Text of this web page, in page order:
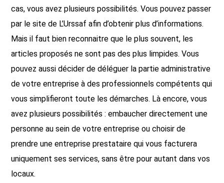
cas, vous avez plusieurs possibilités. Vous pouvez passer
par le site de L’Urssaf afin d’obtenir plus d’informations.
Mais il faut bien reconnaitre que le plus souvent, les
articles proposés ne sont pas des plus limpides. Vous
pouvez aussi décider de déléguer la partie administrative
de votre entreprise à des professionnels compétents qui
vous simplifieront toute les démarches. Là encore, vous
avez plusieurs possibilités : embaucher directement une
personne au sein de votre entreprise ou choisir de
prendre une entreprise prestataire qui vous facturera
uniquement ses services, sans être pour autant dans vos
locaux.